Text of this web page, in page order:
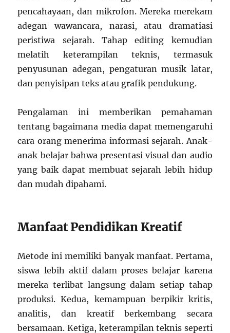
pencahayaan, dan mikrofon. Mereka merekam
adegan wawancara, narasi, atau dramatiasi
peristiwa sejarah. Tahap editing kemudian
melatih keterampilan teknis, termasuk
penyusunan adegan, pengaturan musik latar,
dan penyisipan teks atau grafik pendukung.
Pengalaman ini memberikan pemahaman
tentang bagaimana media dapat memengaruhi
cara orang menerima informasi sejarah. Anak-
anak belajar bahwa presentasi visual dan audio
yang baik dapat membuat sejarah lebih hidup
dan mudah dipahami.
Manfaat Pendidikan Kreatif
Metode ini memiliki banyak manfaat. Pertama,
siswa lebih aktif dalam proses belajar karena
mereka terlibat langsung dalam setiap tahap
produksi. Kedua, kemampuan berpikir kritis,
analitis, dan kreatif berkembang secara
bersamaan. Ketiga, keterampilan teknis seperti